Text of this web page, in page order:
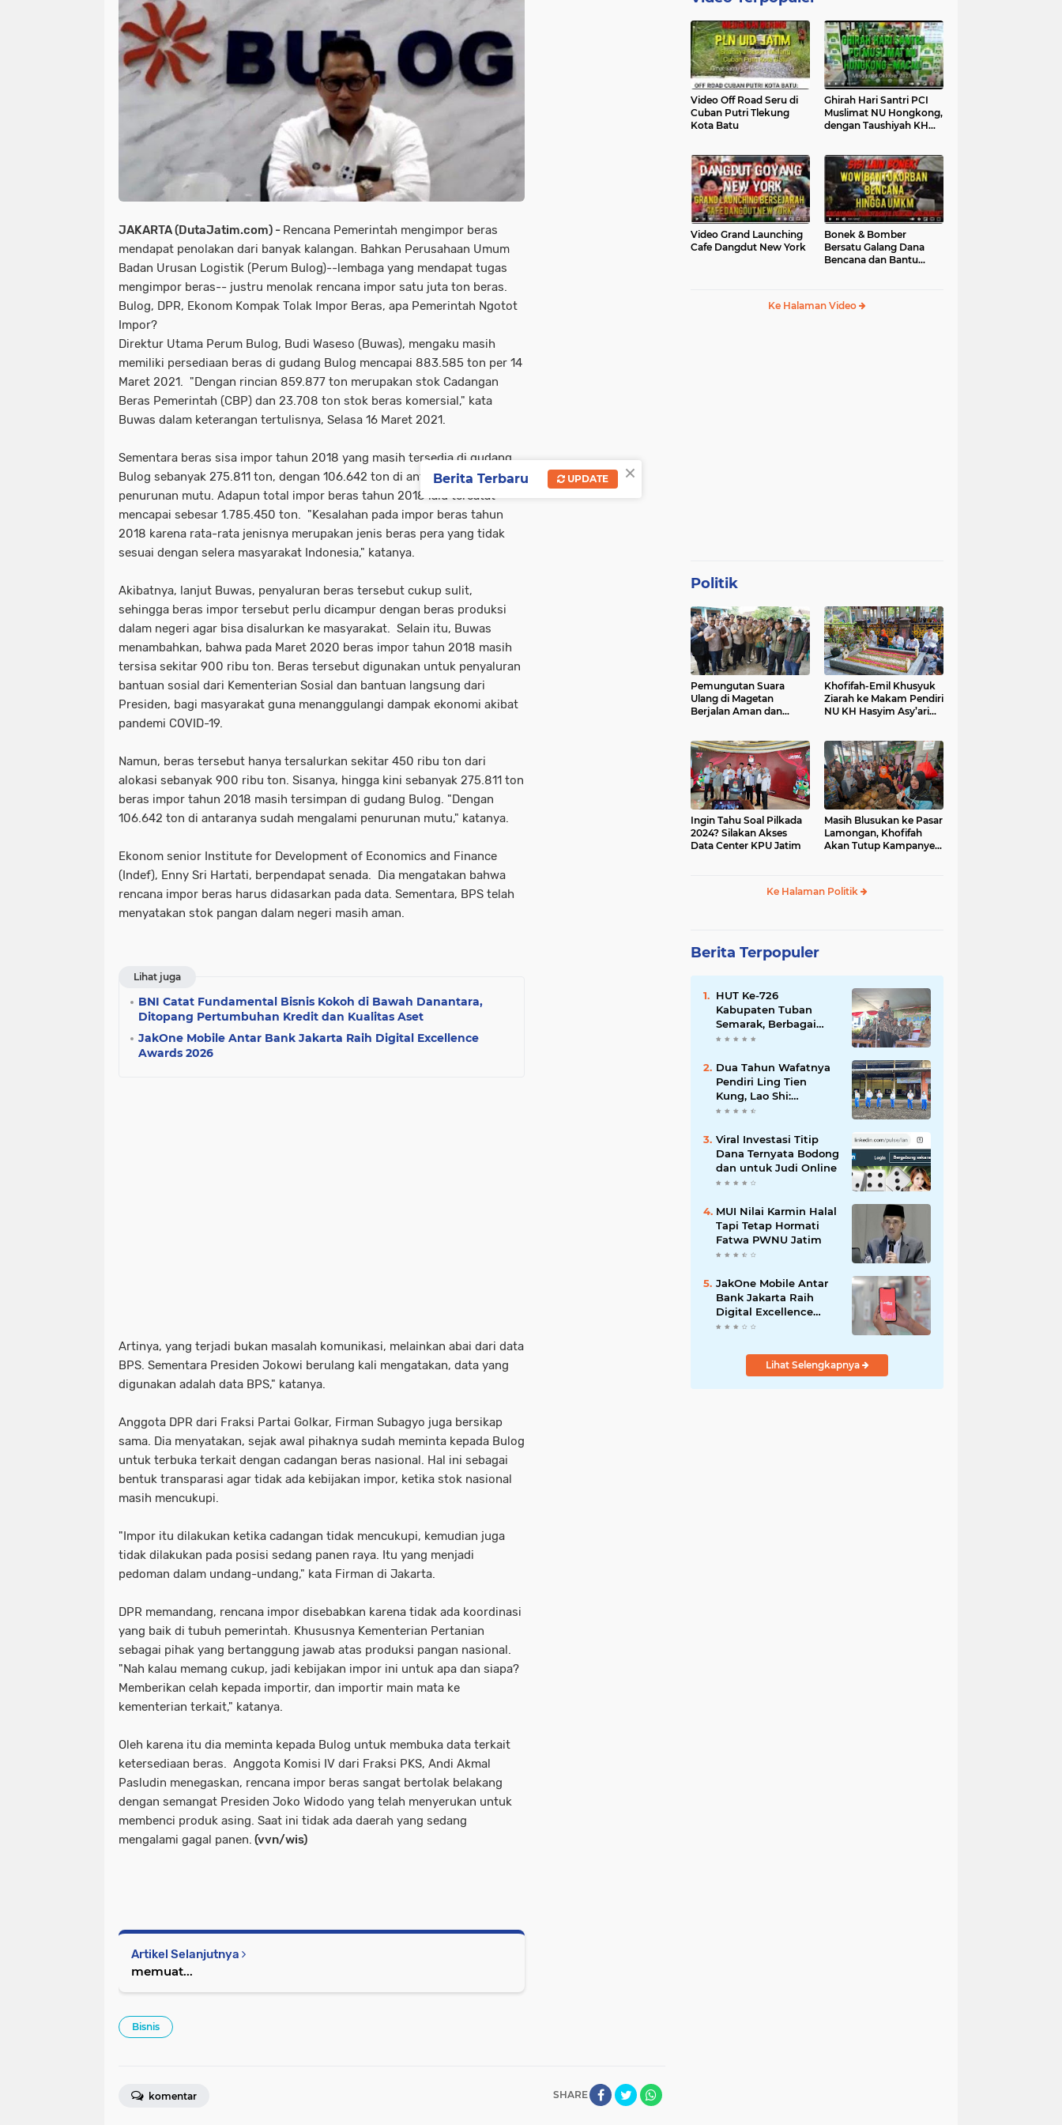
JAKARTA (DutaJatim.com) - Rencana Pemerintah mengimpor beras
mendapat penolakan dari banyak kalangan. Bahkan Perusahaan Umum
Badan Urusan Logistik (Perum Bulog)--lembaga yang mendapat tugas
mengimpor beras-- justru menolak rencana impor satu juta ton beras.
Bulog, DPR, Ekonom Kompak Tolak Impor Beras, apa Pemerintah Ngotot
Impor?
Direktur Utama Perum Bulog, Budi Waseso (Buwas), mengaku masih
memiliki persediaan beras di gudang Bulog mencapai 883.585 ton per 14
Maret 2021. "Dengan rincian 859.877 ton merupakan stok Cadangan
Beras Pemerintah (CBP) dan 23.708 ton stok beras komersial," kata
Buwas dalam keterangan tertulisnya, Selasa 16 Maret 2021.
Sementara beras sisa impor tahun 2018 yang masih tersedia di gudang
Bulog sebanyak 275.811 ton, dengan 106.642 ton di antaranya mengalami
penurunan mutu. Adapun total impor beras tahun 2018 lalu tercatat
mencapai sebesar 1.785.450 ton. "Kesalahan pada impor beras tahun
2018 karena rata-rata jenisnya merupakan jenis beras pera yang tidak
sesuai dengan selera masyarakat Indonesia," katanya.
Akibatnya, lanjut Buwas, penyaluran beras tersebut cukup sulit,
sehingga beras impor tersebut perlu dicampur dengan beras produksi
dalam negeri agar bisa disalurkan ke masyarakat. Selain itu, Buwas
menambahkan, bahwa pada Maret 2020 beras impor tahun 2018 masih
tersisa sekitar 900 ribu ton. Beras tersebut digunakan untuk penyaluran
bantuan sosial dari Kementerian Sosial dan bantuan langsung dari
Presiden, bagi masyarakat guna menanggulangi dampak ekonomi akibat
pandemi COVID-19.
Namun, beras tersebut hanya tersalurkan sekitar 450 ribu ton dari
alokasi sebanyak 900 ribu ton. Sisanya, hingga kini sebanyak 275.811 ton
beras impor tahun 2018 masih tersimpan di gudang Bulog. "Dengan
106.642 ton di antaranya sudah mengalami penurunan mutu," katanya.
Ekonom senior Institute for Development of Economics and Finance
(Indef), Enny Sri Hartati, berpendapat senada. Dia mengatakan bahwa
rencana impor beras harus didasarkan pada data. Sementara, BPS telah
menyatakan stok pangan dalam negeri masih aman.
Lihat juga
BNI Catat Fundamental Bisnis Kokoh di Bawah Danantara,
Ditopang Pertumbuhan Kredit dan Kualitas Aset
JakOne Mobile Antar Bank Jakarta Raih Digital Excellence
Awards 2026
Artinya, yang terjadi bukan masalah komunikasi, melainkan abai dari data
BPS. Sementara Presiden Jokowi berulang kali mengatakan, data yang
digunakan adalah data BPS," katanya.
Anggota DPR dari Fraksi Partai Golkar, Firman Subagyo juga bersikap
sama. Dia menyatakan, sejak awal pihaknya sudah meminta kepada Bulog
untuk terbuka terkait dengan cadangan beras nasional. Hal ini sebagai
bentuk transparasi agar tidak ada kebijakan impor, ketika stok nasional
masih mencukupi.
"Impor itu dilakukan ketika cadangan tidak mencukupi, kemudian juga
tidak dilakukan pada posisi sedang panen raya. Itu yang menjadi
pedoman dalam undang-undang," kata Firman di Jakarta.
DPR memandang, rencana impor disebabkan karena tidak ada koordinasi
yang baik di tubuh pemerintah. Khususnya Kementerian Pertanian
sebagai pihak yang bertanggung jawab atas produksi pangan nasional.
"Nah kalau memang cukup, jadi kebijakan impor ini untuk apa dan siapa?
Memberikan celah kepada importir, dan importir main mata ke
kementerian terkait," katanya.
Oleh karena itu dia meminta kepada Bulog untuk membuka data terkait
ketersediaan beras. Anggota Komisi IV dari Fraksi PKS, Andi Akmal
Pasludin menegaskan, rencana impor beras sangat bertolak belakang
dengan semangat Presiden Joko Widodo yang telah menyerukan untuk
membenci produk asing. Saat ini tidak ada daerah yang sedang
mengalami gagal panen. (vvn/wis)
Artikel Selanjutnya
memuat...
Bisnis
SHARE
komentar
Video Off Road Seru di
Cuban Putri Tlekung
Kota Batu
Ghirah Hari Santri PCI
Muslimat NU Hongkong,
dengan Taushiyah KH
Video Grand Launching
Cafe Dangdut New York
Bonek & Bomber
Bersatu Galang Dana
Bencana dan Bantu
Ke Halaman Video
Politik
Pemungutan Suara
Ulang di Magetan
Berjalan Aman dan
Khofifah-Emil Khusyuk
Ziarah ke Makam Pendiri
NU KH Hasyim Asy’ari
Ingin Tahu Soal Pilkada
2024? Silakan Akses
Data Center KPU Jatim
Masih Blusukan ke Pasar
Lamongan, Khofifah
Akan Tutup Kampanye
Ke Halaman Politik
Berita Terpopuler
HUT Ke-726
Kabupaten Tuban
Semarak, Berbagai
Prestasinya Pun
Dua Tahun Wafatnya
Pendiri Ling Tien
Kung, Lao Shi:
Amanah Harus Kita
Viral Investasi Titip
Dana Ternyata Bodong
dan untuk Judi Online
MUI Nilai Karmin Halal
Tapi Tetap Hormati
Fatwa PWNU Jatim
JakOne Mobile Antar
Bank Jakarta Raih
Digital Excellence
Awards 2026
Lihat Selengkapnya
×
Berita Terbaru UPDATE